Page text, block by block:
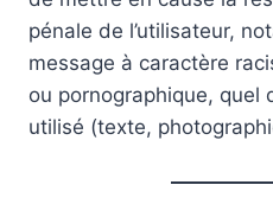
pénale de l’utilisateur,
message à caractère
ou pornographique, quel
utilisé (texte,